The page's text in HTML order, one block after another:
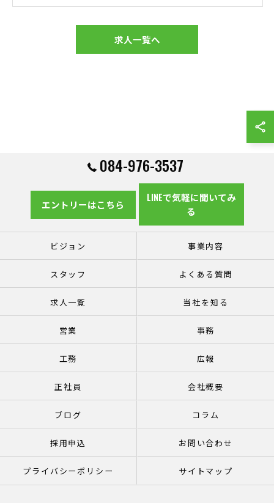
求人一覧へ
084-976-3537
エントリーはこちら
LINEで気軽に聞いてみ
る
ビジョン 事業内容
スタッフ よくある質問
求人一覧 当社を知る
営業 事務
工務 広報
正社員 会社概要
ブログ コラム
採用申込 お問い合わせ
プライバシーポリシー サイトマップ